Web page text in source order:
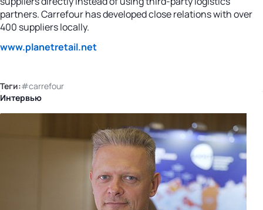
partners. Carrefour has developed close relations with over
400 suppliers locally.
www.planetretail.net
Теги:#carrefour
Интервью